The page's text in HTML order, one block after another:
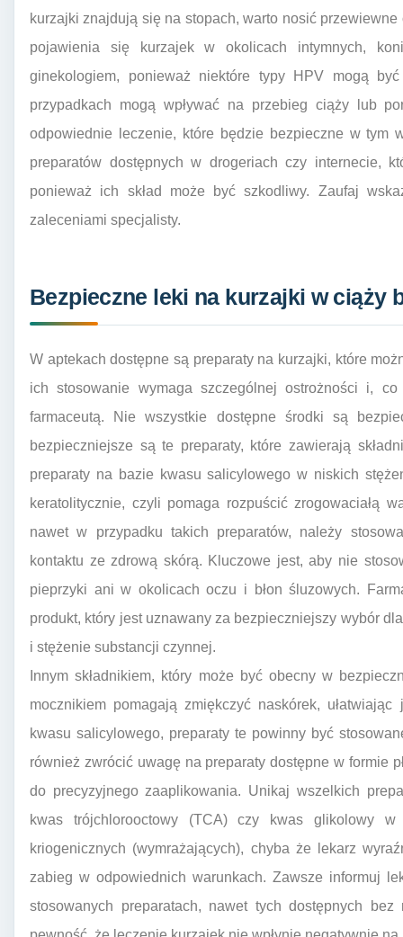
kurzajki znajdują się na stopach, warto nosić
pojawienia się kurzajek w okolicach intymnych,
ginekologiem, ponieważ niektóre typy HPV mogą
przypadkach mogą wpływać na przebieg ciąży lub
odpowiednie leczenie, które będzie bezpieczne w tym
preparatów dostępnych w drogeriach czy internecie,
ponieważ ich skład może być szkodliwy. Zaufaj
zaleceniami specjalisty.
Bezpieczne leki na kurzajki w ciąży
W aptekach dostępne są preparaty na kurzajki, które
ich stosowanie wymaga szczególnej ostrożności i,
farmaceutą. Nie wszystkie dostępne środki są
bezpieczniejsze są te preparaty, które zawierają
preparaty na bazie kwasu salicylowego w niskich
keratolitycznie, czyli pomaga rozpuścić zrogowaciałą
nawet w przypadku takich preparatów, należy
kontaktu ze zdrową skórą. Kluczowe jest, aby nie
pieprzyki ani w okolicach oczu i błon śluzowych.
produkt, który jest uznawany za bezpieczniejszy wybór
i stężenie substancji czynnej.
Innym składnikiem, który może być obecny w
mocznikiem pomagają zmiękczyć naskórek,
kwasu salicylowego, preparaty te powinny być
również zwrócić uwagę na preparaty dostępne w formie
do precyzyjnego zaaplikowania. Unikaj wszelkich
kwas trójchlorooctowy (TCA) czy kwas glikolowy
kriogenicznych (wymrażających), chyba że lekarz
zabieg w odpowiednich warunkach. Zawsze informuj
stosowanych preparatach, nawet tych dostępnych